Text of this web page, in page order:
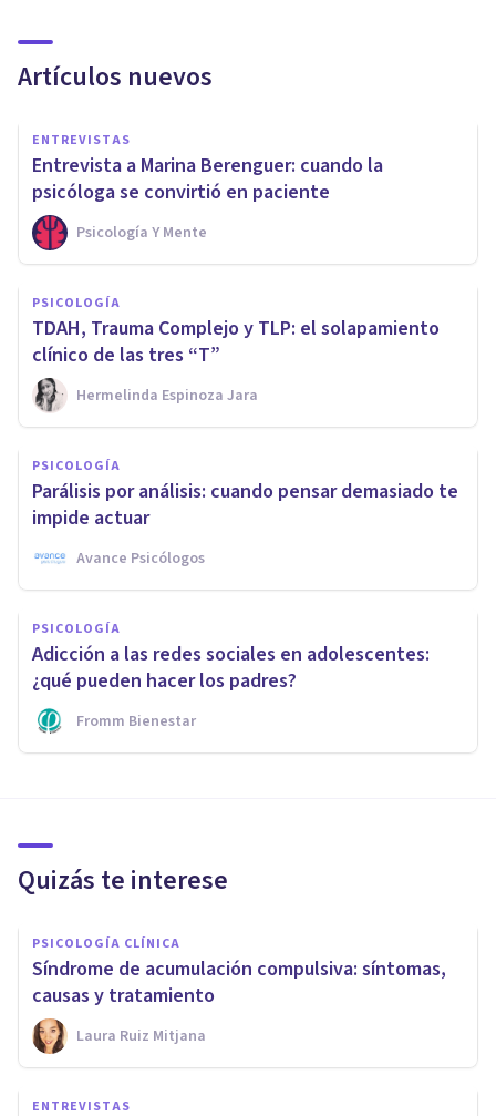
Artículos nuevos
ENTREVISTAS
Entrevista a Marina Berenguer: cuando la
psicóloga se convirtió en paciente
Psicología Y Mente
PSICOLOGÍA
TDAH, Trauma Complejo y TLP: el solapamiento
clínico de las tres “T”
Hermelinda Espinoza Jara
PSICOLOGÍA
Parálisis por análisis: cuando pensar demasiado te
impide actuar
Avance Psicólogos
PSICOLOGÍA
Adicción a las redes sociales en adolescentes:
¿qué pueden hacer los padres?
Fromm Bienestar
Quizás te interese
PSICOLOGÍA CLÍNICA
Síndrome de acumulación compulsiva: síntomas,
causas y tratamiento
Laura Ruiz Mitjana
ENTREVISTAS